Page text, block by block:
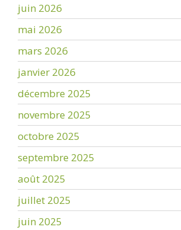
juin 2026
mai 2026
mars 2026
janvier 2026
décembre 2025
novembre 2025
octobre 2025
septembre 2025
août 2025
juillet 2025
juin 2025